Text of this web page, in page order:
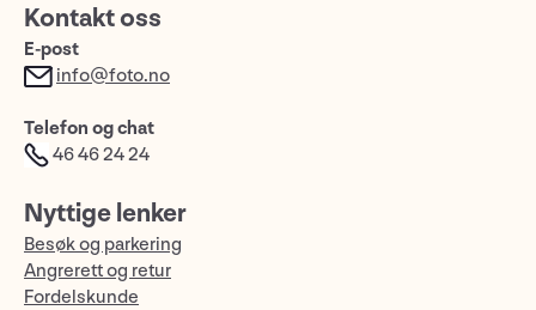
Kontakt oss
E-post
info@foto.no
Telefon og chat
46 46 24 24
Nyttige lenker
Besøk og parkering
Angrerett og retur
Fordelskunde